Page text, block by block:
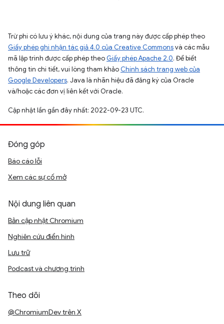
Trừ phi có lưu ý khác, nội dung của trang này được cấp phép theo
Giấy phép ghi nhận tác giả 4.0 của Creative Commonsvà các mẫu
mã lập trình được cấp phép theo Giấy phép Apache 2.0. Để biết
thông tin chi tiết, vui lòng tham khảo Chính sách trang web của
Google Developers. Java là nhãn hiệu đã đăng ký của Oracle
và/hoặc các đơn vị liên kết với Oracle.
Cập nhật lần gần đây nhất: 2022-09-23 UTC.
Đóng góp
Báo cáo lỗi
Xem các sự cố mở
Nội dung liên quan
Bản cập nhật Chromium
Nghiên cứu điển hình
Lưu trữ
Podcast và chương trình
Theo dõi
@ChromiumDev trên X